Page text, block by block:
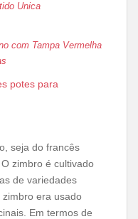
Unica
com Tampa Vermelha
potes para
seja do francês
zimbro é cultivado
de variedades
era usado
Em termos de